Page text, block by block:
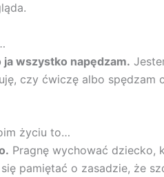
wszystko napędzam.
czy ćwiczę albo spędzam
życiu to…
Pragnę wychować dziecko,
pamiętać o zasadzie, że